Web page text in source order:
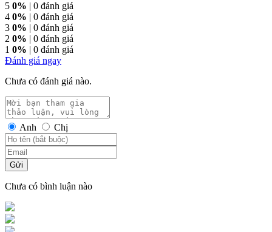
5 0% | 0 đánh giá
4 0% | 0 đánh giá
3 0% | 0 đánh giá
2 0% | 0 đánh giá
1 0% | 0 đánh giá
Đánh giá ngay
Chưa có đánh giá nào.
Anh Chị
Gửi
Chưa có bình luận nào